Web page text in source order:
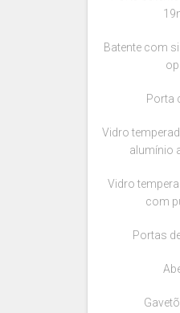
Batente com
Porta
Vidro
alumínio
Vidro
com
Portas